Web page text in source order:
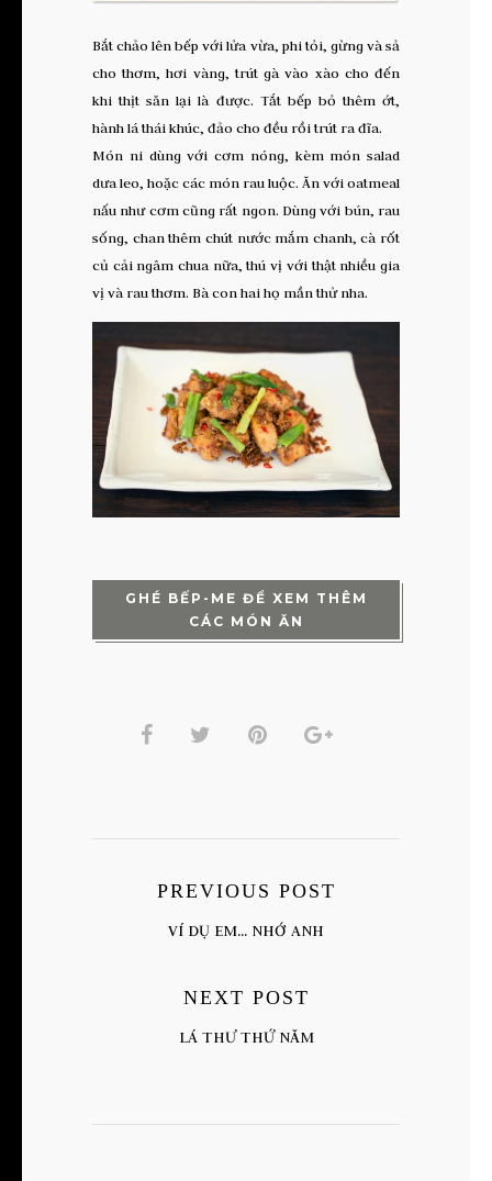
Bắt chảo lên bếp với lửa vừa, phi tỏi, gừng và sả
cho thơm, hơi vàng, trút gà vào xào cho đến
khi thịt săn lại là được. Tắt bếp bỏ thêm ớt,
hành lá thái khúc, đảo cho đều rồi trút ra đĩa.
Món ni dùng với cơm nóng, kèm món salad
dưa leo, hoặc các món rau luộc. Ăn với oatmeal
nấu như cơm cũng rất ngon. Dùng với bún, rau
sống, chan thêm chút nước mắm chanh, cà rốt
củ cải ngâm chua nữa, thú vị với thật nhiều gia
vị và rau thơm. Bà con hai họ mần thử nha.
GHÉ BẾP-ME ĐỂ XEM THÊM
CÁC MÓN ĂN
PREVIOUS POST
VÍ DỤ EM... NHỚ ANH
NEXT POST
LÁ THƯ THỨ NĂM